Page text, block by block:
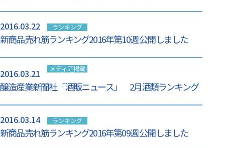
2016.03.22 ランキング
新商品売れ筋ランキング2016年第10週 公開しました
2016.03.21 メディア掲載
情報
醸造産業新聞社「酒販ニュース」 2月酒類ランキング
2016.03.14 ランキング
新商品売れ筋ランキング2016年第09週 公開しました